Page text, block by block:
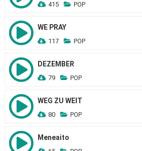
415 POP
WE PRAY
117 POP
DEZEMBER
79 POP
WEG ZU WEIT
80 POP
Meneaito